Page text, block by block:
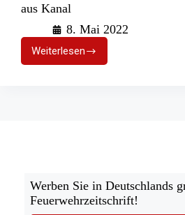
aus Kanal
8. Mai 2022
WeiterlesenTaucherstaffel
Gelsenkirchen:
Werben Sie in Deutschlands
Feuerwehrzeitschrift!